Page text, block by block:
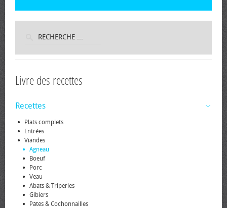
Livre des recettes
Recettes
Plats complets
Entrées
Viandes
Agneau
Boeuf
Porc
Veau
Abats & Triperies
Gibiers
Pâtés & Cochonnailles